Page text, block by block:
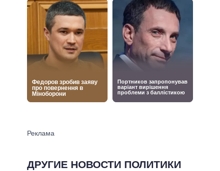
ДРУГИЕ НОВОСТИ ПОЛИТИКИ